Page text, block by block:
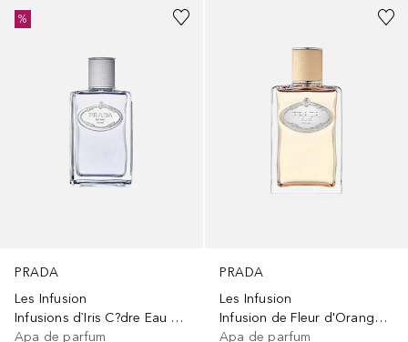
PRADA
Les Infusion
Infusions d`Iris C?dre Eau de Parfum
Apa de parfum
%
PRADA
Les Infusion
Infusion de Fleur d'Oranger Eau de Parfum
Apa de parfum